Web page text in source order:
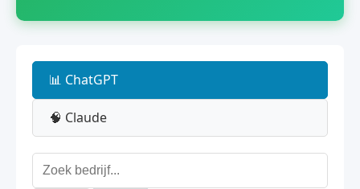
📊 ChatGPT
🧠 Claude